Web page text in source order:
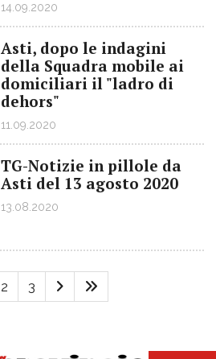
14.09.2020
Asti, dopo le indagini
della Squadra mobile ai
domiciliari il "ladro di
dehors"
11.09.2020
TG-Notizie in pillole da
Asti del 13 agosto 2020
13.08.2020
2 3